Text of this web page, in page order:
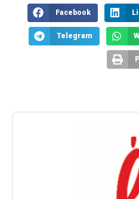
Facebook
Telegram